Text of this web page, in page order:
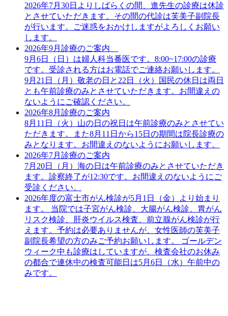
2026年7月30日よりしばらくの間、進先生の診療は休診
とさせていただきます。その間の代診は芙美子副院長
が行います。ご迷惑をおかけしますがよろしくお願い
します。
2026年9月診療のご案内
9月6日（日）は婦人科当番医です。8:00~17:00の診療
です。受診される方はお電話でご連絡お願いします。
9月21日（月）敬老の日と22日（火）国民の休日は両日
とも午前診療のみとさせていただきます。お間違えの
ないようにご確認ください。
2026年8月診療のご案内
8月11日（火）山の日の祝日は午前診療のみとさせてい
ただきます。また8月11日から15日の期間は院長診療の
みとなります。お間違えのないようにお願いします。
2026年7月診療のご案内
7月20日（月）海の日は午前診療のみとさせていただき
ます。診察終了が12:30です。お間違えのないようにご
受診ください。
2026年度の富士市がん検診が5月1日（金）より始まり
ます。 当院では子宮がん検診、大腸がん検診、胃がん
リスク検診、肝炎ウイルス検査、前立腺がん検診が行
えます。予約は必要ありませんが、女性医師の芙美子
副院長希望の方のみご予約お願いします。 ゴールデン
ウィーク中も診療はしていますが、検査会社のお休み
の都合で連休中の検査可能日は5月6日（水）午前中の
みです。